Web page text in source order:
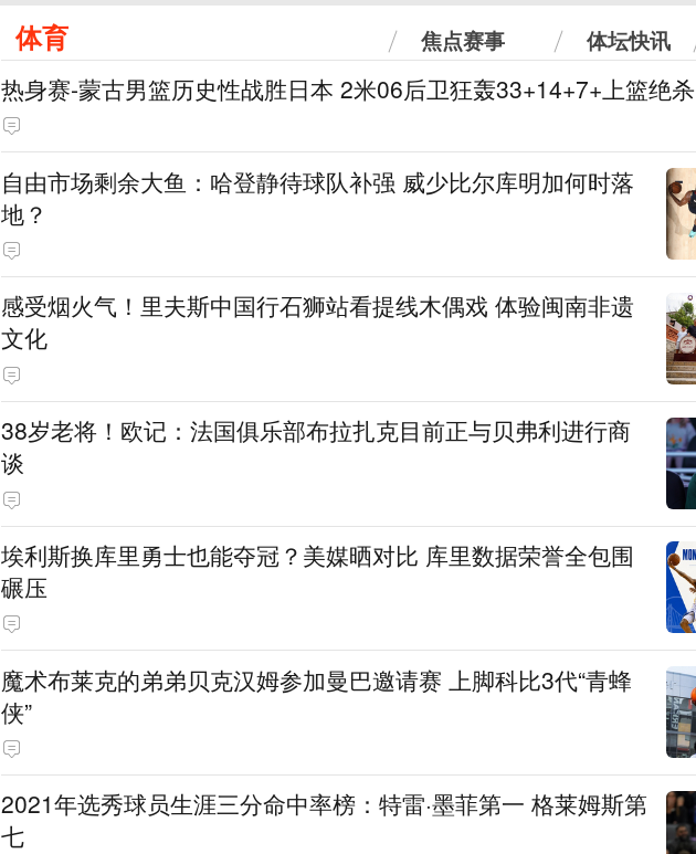
体育 焦点赛事 体坛快讯
热身赛-蒙古男篮历史性战胜日本 2米06后卫狂轰33+14+7+上篮绝杀
自由市场剩余大鱼：哈登静待球队补强 威少比尔库明加何时落
地？
感受烟火气！里夫斯中国行石狮站看提线木偶戏 体验闽南非遗
文化
38岁老将！欧记：法国俱乐部布拉扎克目前正与贝弗利进行商
谈
埃利斯换库里勇士也能夺冠？美媒晒对比 库里数据荣誉全包围
碾压
魔术布莱克的弟弟贝克汉姆参加曼巴邀请赛 上脚科比3代“青蜂
侠”
2021年选秀球员生涯三分命中率榜：特雷·墨菲第一 格莱姆斯第
七